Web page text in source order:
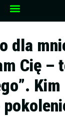
dla
Cię –
Kim